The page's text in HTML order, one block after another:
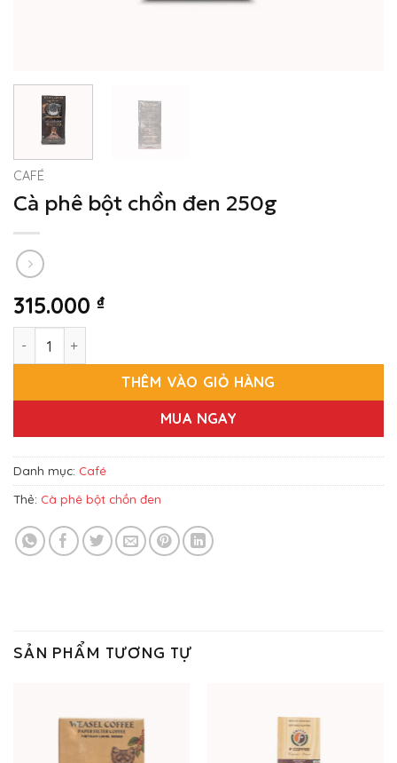
CAFÉ
Cà phê bột chồn đen 250g
315.000 ₫
THÊM VÀO GIỎ HÀNG
MUA NGAY
Danh mục: Café
Thẻ: Cà phê bột chồn đen
SẢN PHẨM TƯƠNG TỰ